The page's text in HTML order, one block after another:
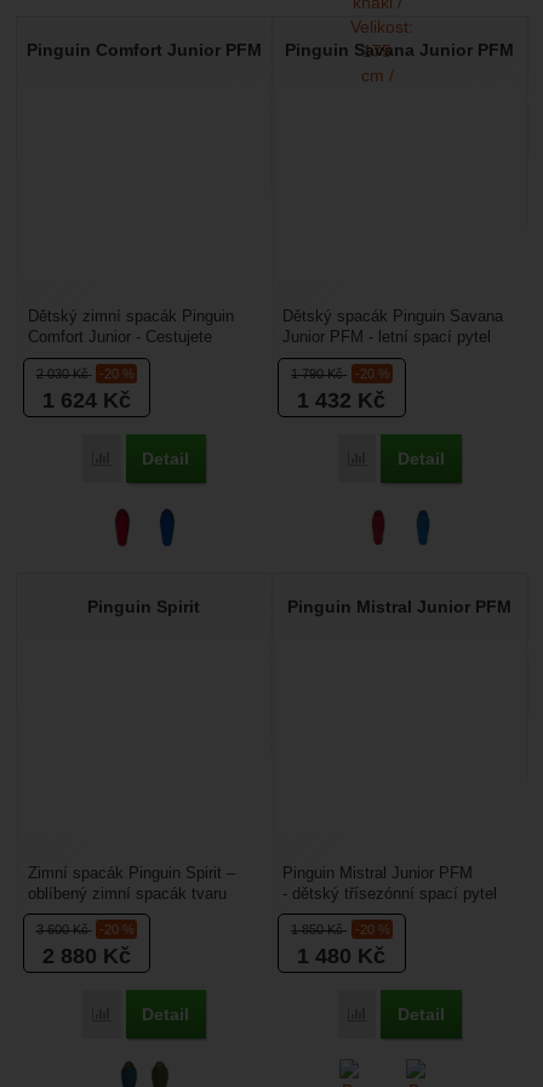
Pinguin Comfort Junior PFM
2 030Kč -20 %
1 624 Kč
Přidat 'Pinguin Comfort Junior PFM' k porovnání
Detail
Dětský zimní spacák Pinguin
Comfort Junior - Cestujete
s dětmi po celý rok? Nabízíme
vám model pro malého...
Pinguin Savana Junior PFM
1 790Kč -20 %
1 432 Kč
Přidat 'Pinguin Savana
Detail
Dětský spacák Pinguin Savana
Junior PFM - letní spací pytel
pro děti do výšku 150 cm. Nová
generace s...
Pinguin Spirit
3 600Kč -20 %
2 880 Kč
Přidat 'Pinguin Spirit' k porovnání
Detail
Zimní spacák Pinguin Spirit –
oblíbený zimní spacák tvaru
mumie, u kterého se nemusíte
bát zimy. Pinguin...
Pinguin Mistral Junior PFM
1 850Kč -20 %
1 480 Kč
Přidat 'Pinguin Mistral
Detail
Pinguin Mistral Junior PFM
- dětský třísezónní spací pytel
určený pro postavy do 150 cm
vhodný na období...